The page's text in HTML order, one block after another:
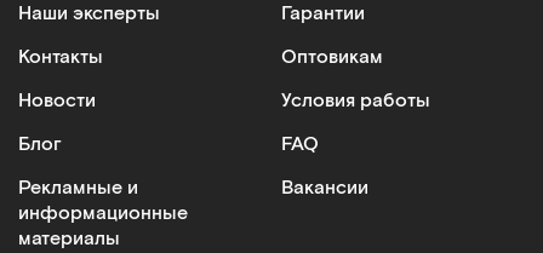
Наши эксперты
Контакты
Новости
Блог
Рекламные и
информационные
материалы
Гарантии
Оптовикам
Условия работы
FAQ
Вакансии